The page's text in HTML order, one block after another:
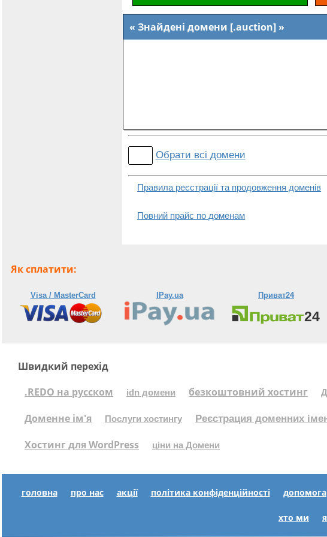
Знайдені домени [.auction]
Обрати всі домени
Правила реєстрації та продовження доменів
Повний прайс по доменам
Як сплатити:
Visa / MasterCard IPay.ua Приват24
Швидкий перехід
.REDO на русском
idn домени безкоштовний хостинг
Доменне ім'я Послуги хостингу Реєстрация доменних
Хостинг для WordPress
ціни на Домени
головна про нас акції політика конфіденційності допомога
хто ми